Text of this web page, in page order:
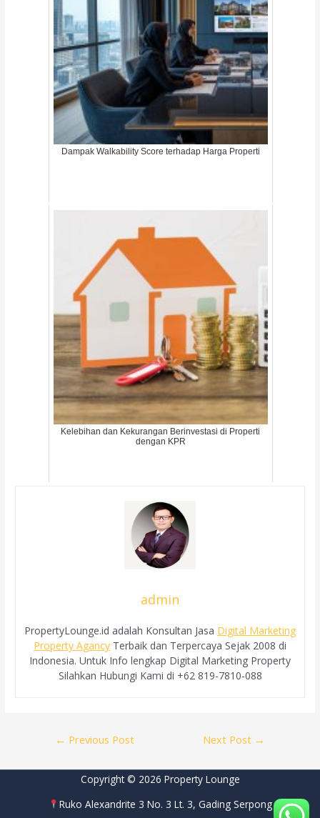
Dampak Walkability Score terhadap Harga Properti
Kelebihan dan Kekurangan Berinvestasi di Properti
dengan KPR
admin
PropertyLounge.id adalah Konsultan Jasa Digital Marketing
Property Agancy Terbaik dan Terpercaya Sejak 2008 di
Indonesia. Untuk Info lengkap Digital Marketing Property
Silahkan Hubungi Kami di +62 819-7810-088
← Previous Post Next Post →
Copyright © 2026 Property Lounge
Ruko Alexandrite 3 No. 3 Lt. 3, Gading Serpong